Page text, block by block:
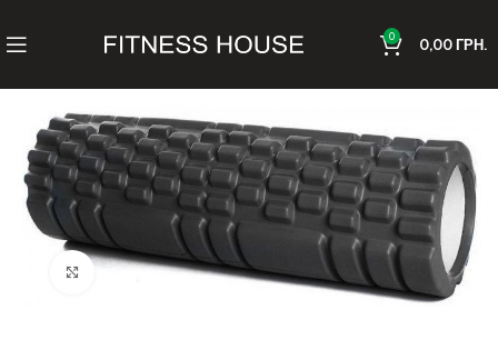
0 0,00ГРН.
Клацніть, щоб збільшити